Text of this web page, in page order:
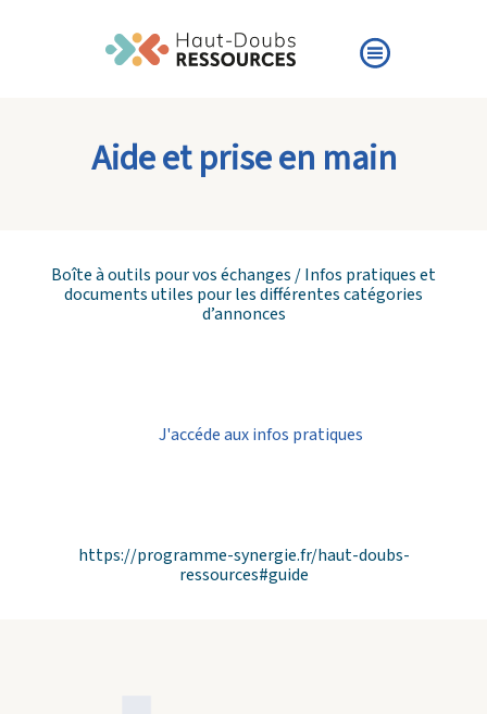
Aide et prise en main
Boîte à outils pour vos échanges / Infos pratiques et
documents utiles pour les différentes catégories
d’annonces
J'accéde aux infos pratiques
https://programme-synergie.fr/haut-doubs-
ressources#guide